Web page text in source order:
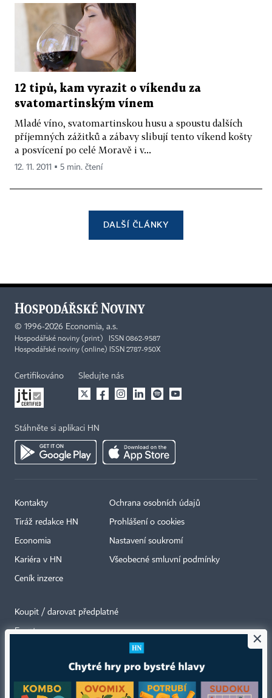
12 tipů, kam vyrazit o víkendu za
svatomartinským vínem
Mladé víno, svatomartinskou husu a spoustu dalších
příjemných zážitků a zábavy slibují tento víkend košty
a posvícení po celé Moravě i v...
12. 11. 2011 ▪ 5 min. čtení
DALŠÍ ČLÁNKY
© 1996-2026 Economia, a.s.
Hospodářské noviny (print) ISSN 0862-9587
Hospodářské noviny (online) ISSN 2787-950X
Certifikováno Sledujte nás
Stáhněte si aplikaci HN
Kontakty
Tiráž redakce HN
Economia
Kariéra v HN
Ceník inzerce
Ochrana osobních údajů
Prohlášení o cookies
Nastavení soukromí
Všeobecné smluvní podmínky
Koupit / darovat předplatné
Eventy ×